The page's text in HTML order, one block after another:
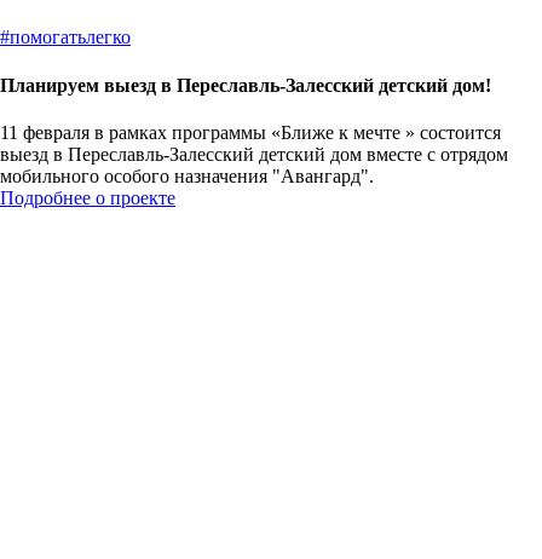
#помогатьлегко
Планируем выезд в Переславль-Залесский детский дом!
11 февраля в рамках программы «Ближе к мечте » состоится
выезд в Переславль-Залесский детский дом вместе с отрядом
мобильного особого назначения "Авангард".
Подробнее о проекте